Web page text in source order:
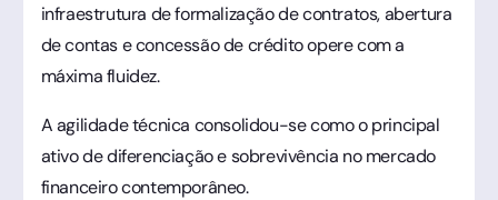
infraestrutura de formalização de contratos, abertura
de contas e concessão de crédito opere com a
máxima fluidez.
A agilidade técnica consolidou-se como o principal
ativo de diferenciação e sobrevivência no mercado
financeiro contemporâneo.